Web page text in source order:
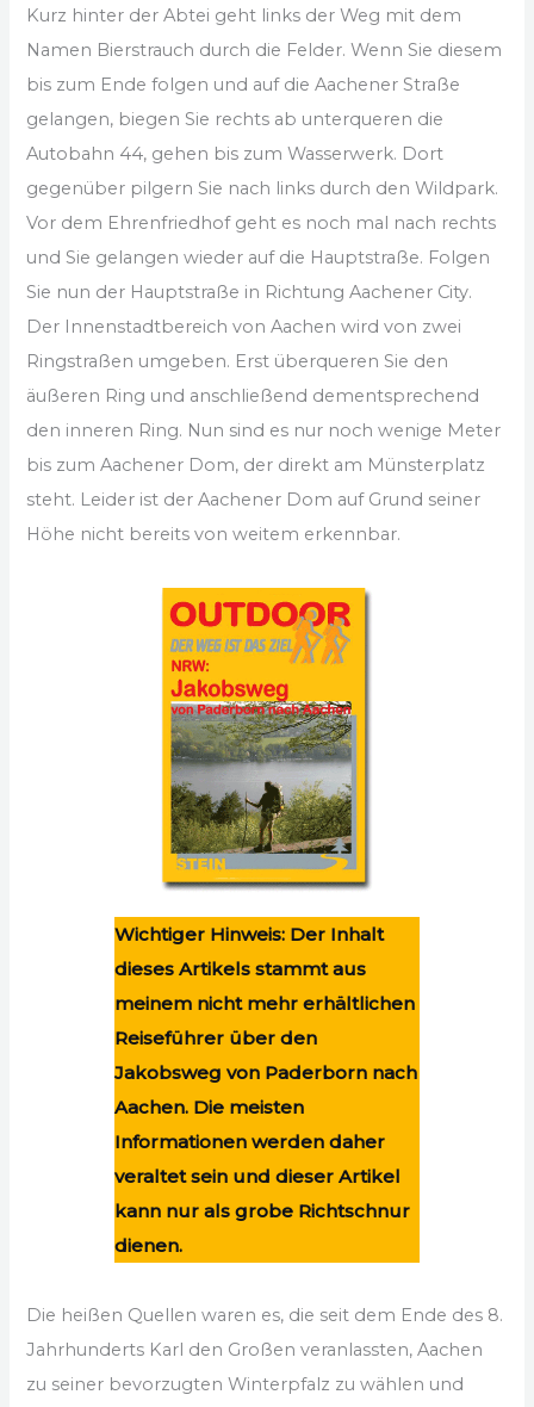
Kurz hinter der Abtei geht links der Weg mit dem
Namen Bierstrauch durch die Felder. Wenn Sie diesem
bis zum Ende folgen und auf die Aachener Straße
gelangen, biegen Sie rechts ab unterqueren die
Autobahn 44, gehen bis zum Wasserwerk. Dort
gegenüber pilgern Sie nach links durch den Wildpark.
Vor dem Ehrenfriedhof geht es noch mal nach rechts
und Sie gelangen wieder auf die Hauptstraße. Folgen
Sie nun der Hauptstraße in Richtung Aachener City.
Der Innenstadtbereich von Aachen wird von zwei
Ringstraßen umgeben. Erst überqueren Sie den
äußeren Ring und anschließend dementsprechend
den inneren Ring. Nun sind es nur noch wenige Meter
bis zum Aachener Dom, der direkt am Münsterplatz
steht. Leider ist der Aachener Dom auf Grund seiner
Höhe nicht bereits von weitem erkennbar.
Wichtiger Hinweis: Der Inhalt
dieses Artikels stammt aus
meinem nicht mehr erhältlichen
Reiseführer über den
Jakobsweg von Paderborn nach
Aachen. Die meisten
Informationen werden daher
veraltet sein und dieser Artikel
kann nur als grobe Richtschnur
dienen.
Die heißen Quellen waren es, die seit dem Ende des 8.
Jahrhunderts Karl den Großen veranlassten, Aachen
zu seiner bevorzugten Winterpfalz zu wählen und